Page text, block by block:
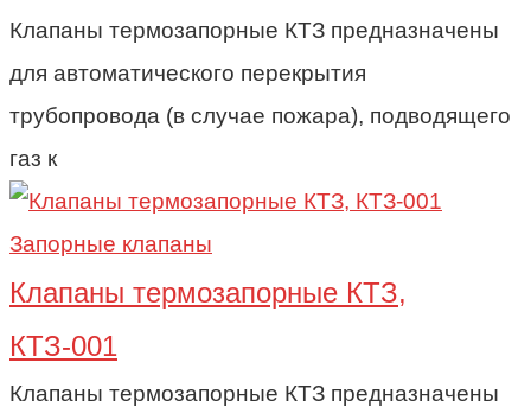
Клапаны термозапорные КТЗ предназначены
для автоматического перекрытия
трубопровода (в случае пожара), подводящего
газ к
Запорные клапаны
Клапаны термозапорные КТЗ,
КТЗ-001
Клапаны термозапорные КТЗ предназначены